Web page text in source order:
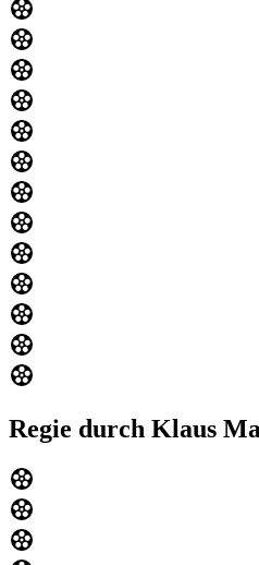
Regie durch Klaus